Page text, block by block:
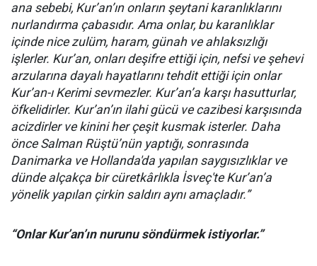
ana sebebi, Kur’an’ın onların şeytani karanlıklarını
nurlandırma çabasıdır. Ama onlar, bu karanlıklar
içinde nice zulüm, haram, günah ve ahlaksızlığı
işlerler. Kur’an, onları deşifre ettiği için, nefsi ve şehevi
arzularına dayalı hayatlarını tehdit ettiği için onlar
Kur’an-ı Kerimi sevmezler. Kur’an’a karşı hasutturlar,
öfkelidirler. Kur’an’ın ilahi gücü ve cazibesi karşısında
acizdirler ve kinini her çeşit kusmak isterler. Daha
önce Salman Rüştü’nün yaptığı, sonrasında
Danimarka ve Hollanda'da yapılan saygısızlıklar ve
dünde alçakça bir cüretkârlıkla İsveç'te Kur’an’a
yönelik yapılan çirkin saldırı aynı amaçladır.”
“Onlar Kur’an’ın nurunu söndürmek istiyorlar.”